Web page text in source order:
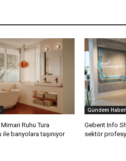
Mimari Ruhu Tura
banyolara taşınıyor
Gündem
Geberit Info
sektör